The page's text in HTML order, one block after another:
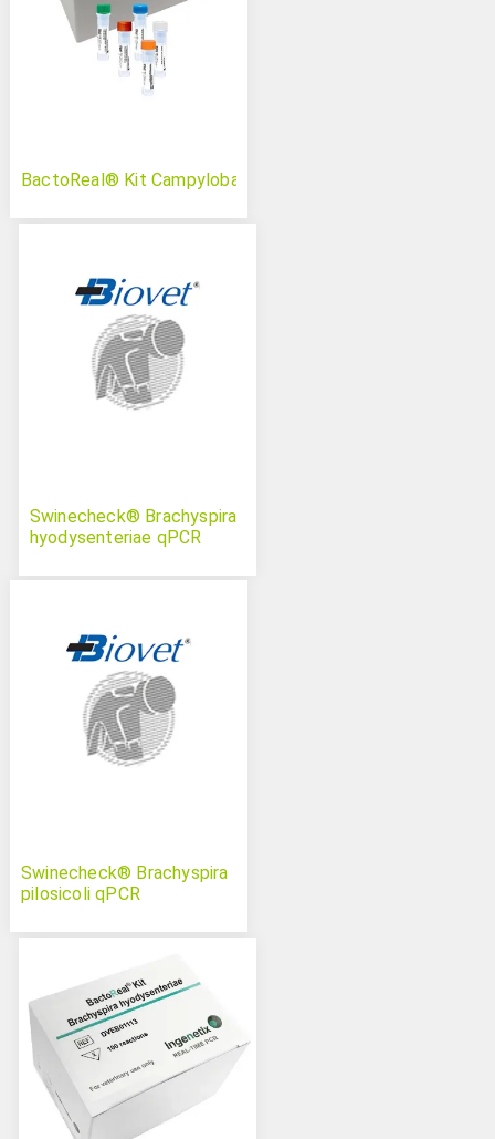
BactoReal® Kit Campylobacter spp.
Swinecheck® Brachyspira
hyodysenteriae qPCR
Swinecheck® Brachyspira
pilosicoli qPCR